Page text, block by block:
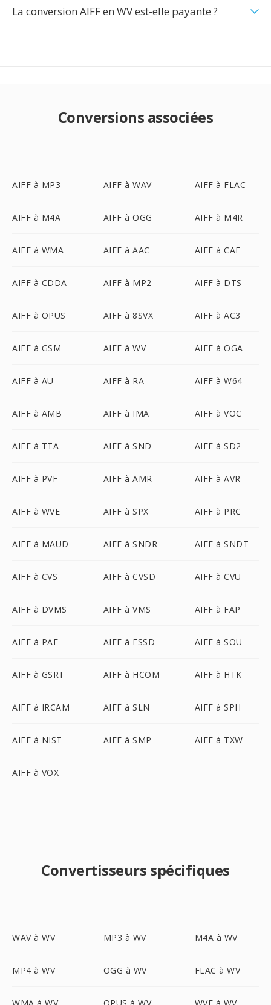
La conversion AIFF en WV est-elle payante ?
Conversions associées
AIFF à MP3 AIFF à WAV AIFF à FLAC
AIFF à M4A AIFF à OGG AIFF à M4R
AIFF à WMA AIFF à AAC AIFF à CAF
AIFF à CDDA AIFF à MP2 AIFF à DTS
AIFF à OPUS AIFF à 8SVX AIFF à AC3
AIFF à GSM AIFF à WV AIFF à OGA
AIFF à AU AIFF à RA AIFF à W64
AIFF à AMB AIFF à IMA AIFF à VOC
AIFF à TTA AIFF à SND AIFF à SD2
AIFF à PVF AIFF à AMR AIFF à AVR
AIFF à WVE AIFF à SPX AIFF à PRC
AIFF à MAUD AIFF à SNDR AIFF à SNDT
AIFF à CVS AIFF à CVSD AIFF à CVU
AIFF à DVMS AIFF à VMS AIFF à FAP
AIFF à PAF AIFF à FSSD AIFF à SOU
AIFF à GSRT AIFF à HCOM AIFF à HTK
AIFF à IRCAM AIFF à SLN AIFF à SPH
AIFF à NIST AIFF à SMP AIFF à TXW
AIFF à VOX
Convertisseurs spécifiques
WAV à WV MP3 à WV M4A à WV
MP4 à WV OGG à WV FLAC à WV